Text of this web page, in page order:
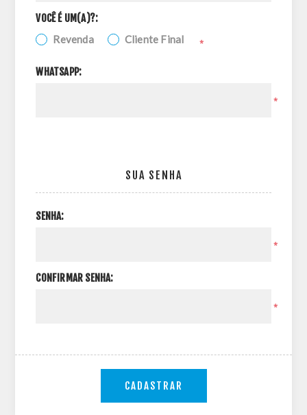
VOCÊ É UM(A)?:
Revenda Cliente Final *
WHATSAPP:
*
SUA SENHA
SENHA:
*
CONFIRMAR SENHA:
*
CADASTRAR